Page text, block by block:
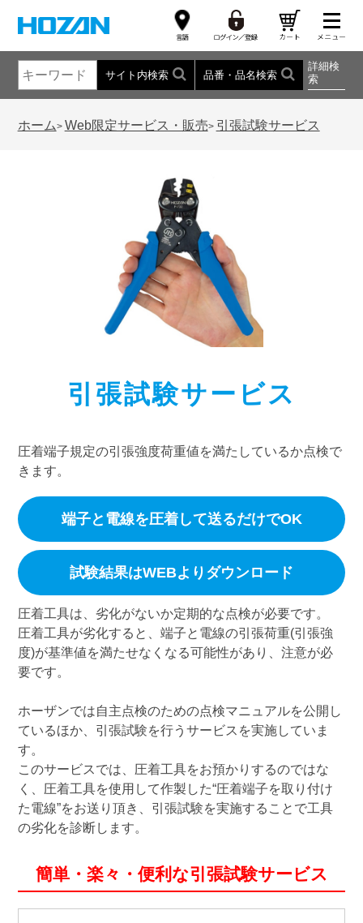
サイト内検索 品番・品名検索
詳細検
索
ホーム> Web限定サービス・販売> 引張試験サービス
引張試験サービス
圧着端子規定の引張強度荷重値を満たしているか点検で
きます。
端子と電線を圧着して送るだけでOK
試験結果はWEBよりダウンロード
圧着工具は、劣化がないか定期的な点検が必要です。
圧着工具が劣化すると、端子と電線の引張荷重(引張強
度)が基準値を満たせなくなる可能性があり、注意が必
要です。
ホーザンでは自主点検のための点検マニュアルを公開し
ているほか、引張試験を行うサービスを実施していま
す。
このサービスでは、圧着工具をお預かりするのではな
く、圧着工具を使用して作製した“圧着端子を取り付け
た電線”をお送り頂き、引張試験を実施することで工具
の劣化を診断します。
簡単・楽々・便利な引張試験サービス